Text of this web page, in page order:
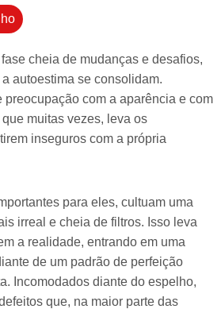
cheia de mudanças e desafios,
autoestima se consolidam.
preocupação com a aparência e com
muitas vezes, leva os
inseguros com a própria
para eles, cultuam uma
irreal e cheia de filtros. Isso leva
a realidade, entrando em uma
de um padrão de perfeição
Incomodados diante do espelho,
que, na maior parte das